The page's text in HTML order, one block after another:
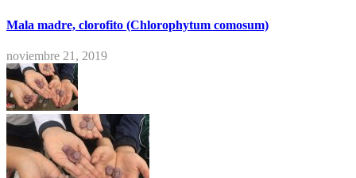
Mala madre, clorofito (Chlorophytum comosum)
noviembre 21, 2019